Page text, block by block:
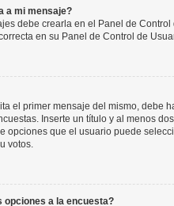
a mi mensaje?
debe crearla en el Panel de
en su Panel de Control de
el primer mensaje del mismo, debe
Inserte un título y al menos
opciones que el usuario puede
votos.
opciones a la encuesta?